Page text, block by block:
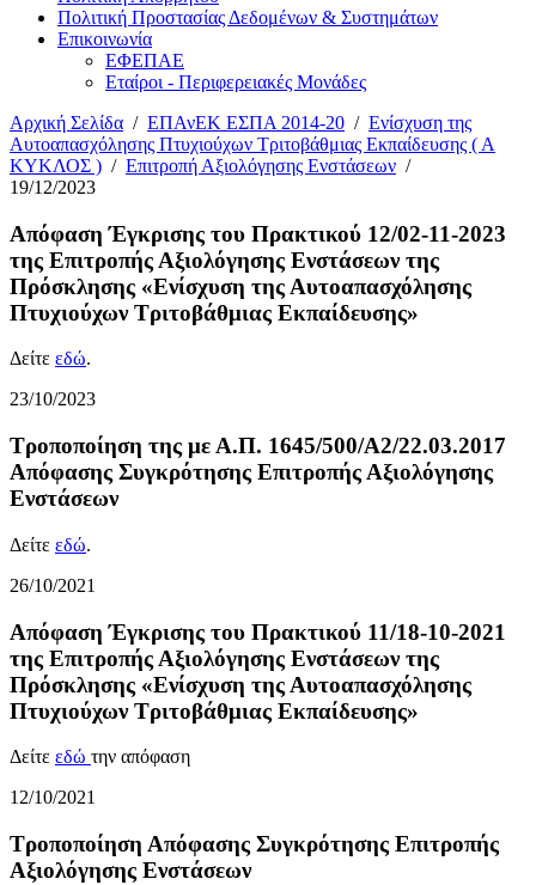
Πολιτική Προστασίας Δεδομένων & Συστημάτων
Επικοινωνία
ΕΦΕΠΑΕ
Εταίροι - Περιφερειακές Μονάδες
Αρχική Σελίδα / ΕΠΑνΕΚ ΕΣΠΑ 2014-20 / Ενίσχυση της
Αυτοαπασχόλησης Πτυχιούχων Τριτοβάθμιας Εκπαίδευσης ( Α
ΚΥΚΛΟΣ ) / Επιτροπή Αξιολόγησης Ενστάσεων /
19/12/2023
Απόφαση Έγκρισης του Πρακτικού 12/02-11-2023
της Επιτροπής Αξιολόγησης Ενστάσεων της
Πρόσκλησης «Ενίσχυση της Αυτοαπασχόλησης
Πτυχιούχων Τριτοβάθμιας Εκπαίδευσης»
Δείτε εδώ.
23/10/2023
Τροποποίηση της με Α.Π. 1645/500/A2/22.03.2017
Απόφασης Συγκρότησης Επιτροπής Αξιολόγησης
Ενστάσεων
Δείτε εδώ.
26/10/2021
Απόφαση Έγκρισης του Πρακτικού 11/18-10-2021
της Επιτροπής Αξιολόγησης Ενστάσεων της
Πρόσκλησης «Ενίσχυση της Αυτοαπασχόλησης
Πτυχιούχων Τριτοβάθμιας Εκπαίδευσης»
Δείτε εδώ την απόφαση
12/10/2021
Τροποποίηση Απόφασης Συγκρότησης Επιτροπής
Αξιολόγησης Ενστάσεων